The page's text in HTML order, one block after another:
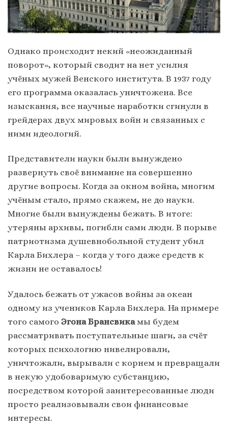
Однако происходит некий «неожиданный
поворот», который сводит на нет усилия
учёных мужей Венского института. В 1937 году
его программа оказалась уничтожена. Все
изыскания, все научные наработки сгинули в
грейдерах двух мировых войн и связанных с
ними идеологий.
Представители науки были вынуждено
развернуть своё внимание на совершенно
другие вопросы. Когда за окном война, многим
учёным стало, прямо скажем, не до науки.
Многие были вынуждены бежать. В итоге:
утеряны архивы, погибли сами люди. В порыве
патриотизма душевнобольной студент убил
Карла Бихлера – когда у того даже средств к
жизни не оставалось!
Удалось бежать от ужасов войны за океан
одному из учеников Карла Бихлера. На примере
того самого Эгона Брансвика мы будем
рассматривать поступательные шаги, за счёт
которых психологию нивелировали,
уничтожали, вырывали с корнем и превращали
в некую удобоваримую субстанцию,
посредством которой заинтересованные люди
просто реализовывали свои финансовые
интересы.